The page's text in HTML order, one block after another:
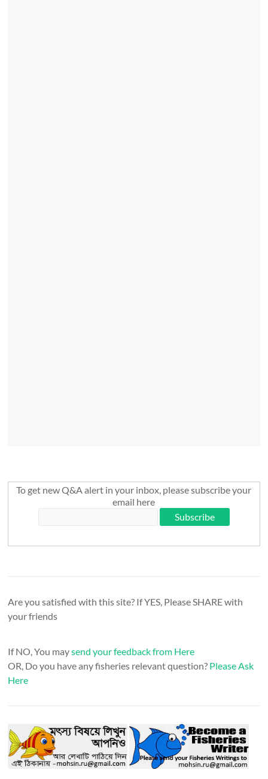
To get new Q&A alert in your inbox, please subscribe your
email here
Are you satisfied with this site? If YES, Please SHARE with
your friends
If NO, You maysend your feedback from Here
OR, Do you have any fisheries relevant question? Please Ask
Here